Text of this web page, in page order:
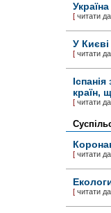
[ читати
У
[ читати
країн,
[ читати
[ читати
[ читати